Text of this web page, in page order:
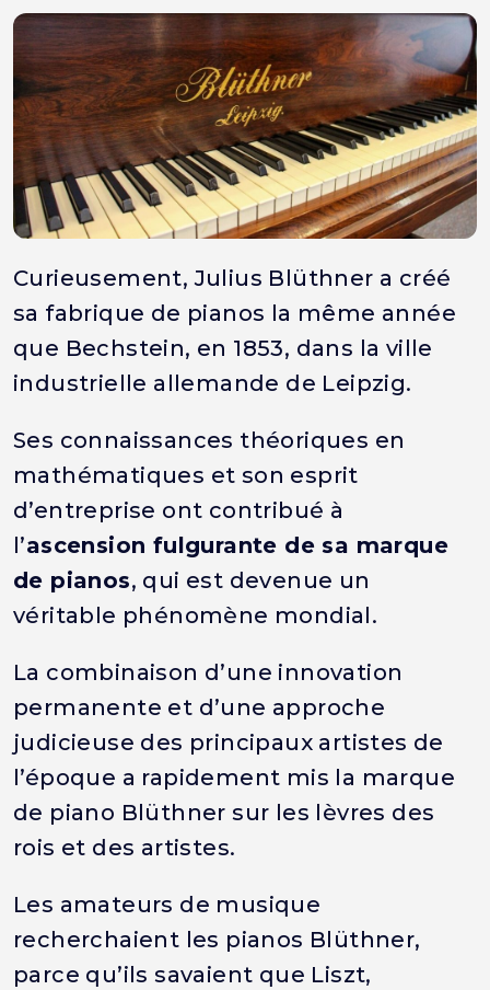
Curieusement, Julius Blüthner a créé
sa fabrique de pianos la même année
que Bechstein, en 1853, dans la ville
industrielle allemande de Leipzig.
Ses connaissances théoriques en
mathématiques et son esprit
d’entreprise ont contribué à
l’ascension fulgurante de sa marque
de pianos, qui est devenue un
véritable phénomène mondial.
La combinaison d’une innovation
permanente et d’une approche
judicieuse des principaux artistes de
l’époque a rapidement mis la marque
de piano Blüthner sur les lèvres des
rois et des artistes.
Les amateurs de musique
recherchaient les pianos Blüthner,
parce qu’ils savaient que Liszt,